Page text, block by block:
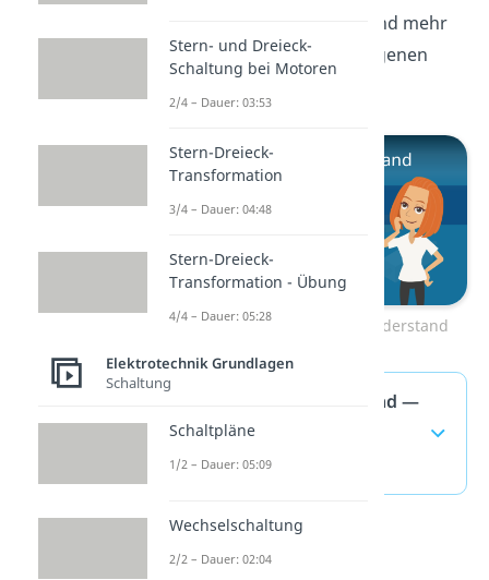
kommt die Formel? Das und mehr
erfährst du in unserem eigenen
Zum Video: Spezifischer Widerstand
Elektrischer Widerstand —
häufigste Fragen
(ausklappen)
Stern- und Dreieck-
Schaltung bei Motoren
2/4 – Dauer: 03:53
Stern-Dreieck-
Transformation
3/4 – Dauer: 04:48
Stern-Dreieck-
Transformation - Übung
4/4 – Dauer: 05:28
Elektrotechnik Grundlagen
Schaltung
Schaltpläne
1/2 – Dauer: 05:09
Wechselschaltung
2/2 – Dauer: 02:04